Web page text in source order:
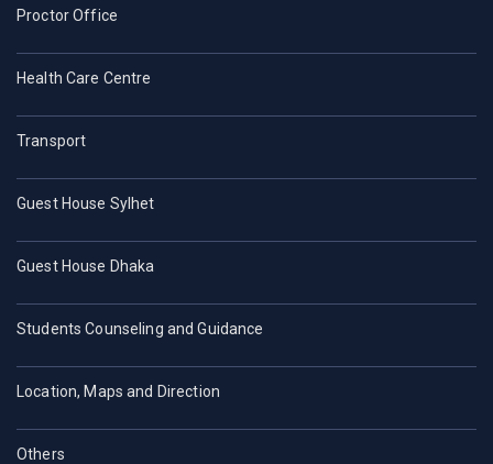
Proctor Office
Health Care Centre
Transport
Guest House Sylhet
Guest House Dhaka
Students Counseling and Guidance
Location, Maps and Direction
Others